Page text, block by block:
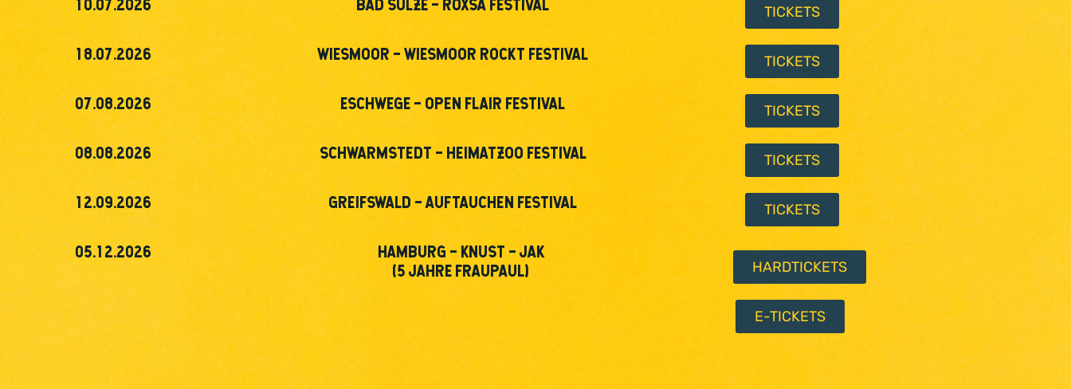
10.07.2026 BAD SÜLZE – ROXSA FESTIVAL TICKETS
18.07.2026 WIESMOOR – WIESMOOR ROCKT FESTIVAL TICKETS
07.08.2026 ESCHWEGE – OPEN FLAIR FESTIVAL TICKETS
08.08.2026 SCHWARMSTEDT – HEIMATZOO FESTIVAL TICKETS
12.09.2026 GREIFSWALD – AUFTAUCHEN FESTIVAL TICKETS
05.12.2026
HAMBURG – KNUST – JAK
(5 JAHRE FRAUPAUL)
HARDTICKETS
E-TICKETS